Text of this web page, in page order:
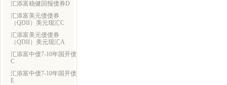
汇添富稳健回报债券D
汇添富美元债债券
（QDII）美元现汇C
汇添富美元债债券
（QDII）美元现汇A
汇添富中债7-10年国开债
C
汇添富中债7-10年国开债
E